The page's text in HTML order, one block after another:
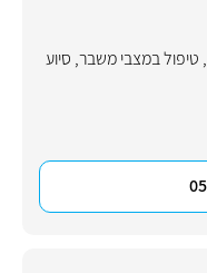
, טיפול במצבי משבר, סיוע